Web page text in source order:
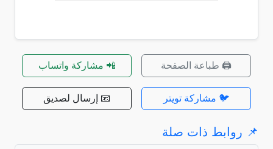
🖨️ طباعة الصفحة 📲 مشاركة واتساب
🐦 مشاركة تويتر 📧 إرسال لصديق
📌 روابط ذات صلة